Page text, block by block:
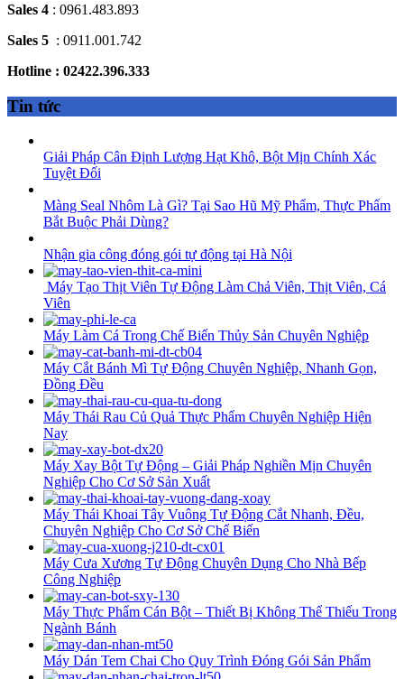
Sales 4 : 0961.483.893
Sales 5 : 0911.001.742
Hotline : 02422.396.333
Tin tức
Giải Pháp Cân Định Lượng Hạt Khô, Bột Mịn Chính Xác
Tuyệt Đối
Màng Seal Nhôm Là Gì? Tại Sao Hũ Mỹ Phẩm, Thực Phẩm
Bắt Buộc Phải Dùng?
Nhận gia công đóng gói tự động tại Hà Nội
Máy Tạo Thịt Viên Tự Động Làm Chả Viên, Thịt Viên, Cá
Viên
Máy Làm Cá Trong Chế Biến Thủy Sản Chuyên Nghiệp
Máy Cắt Bánh Mì Tự Động Chuyên Nghiệp, Nhanh Gọn,
Đồng Đều
Máy Thái Rau Củ Quả Thực Phẩm Chuyên Nghiệp Hiện
Nay
Máy Xay Bột Tự Động – Giải Pháp Nghiền Mịn Chuyên
Nghiệp Cho Cơ Sở Sản Xuất
Máy Thái Khoai Tây Vuông Tự Động Cắt Nhanh, Đều,
Chuyên Nghiệp Cho Cơ Sở Chế Biến
Máy Cưa Xương Tự Động Chuyên Dụng Cho Nhà Bếp
Công Nghiệp
Máy Thực Phẩm Cán Bột – Thiết Bị Không Thể Thiếu Trong
Ngành Bánh
Máy Dán Tem Chai Cho Quy Trình Đóng Gói Sản Phẩm